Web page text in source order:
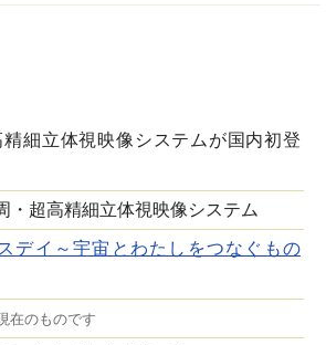
細立体視映像システムが国内初登
超高精細立体視映像システム
デイ～宇宙とわたしをつなぐもの
在のものです